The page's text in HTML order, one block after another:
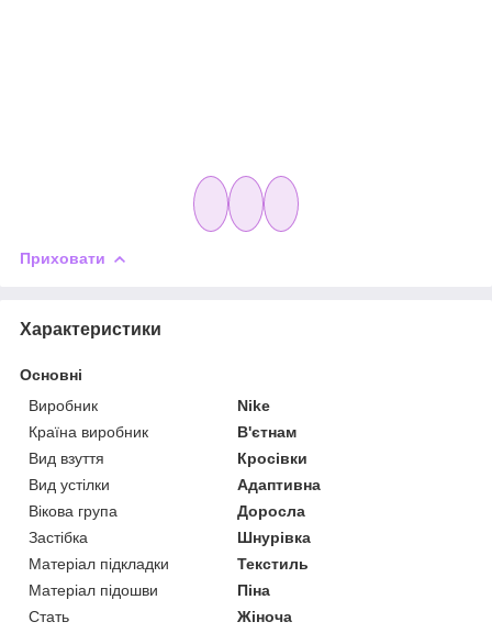
Приховати
Характеристики
Основні
Виробник
Nike
Країна виробник
В'єтнам
Вид взуття
Кросівки
Вид устілки
Адаптивна
Вікова група
Доросла
Застібка
Шнурівка
Матеріал підкладки
Текстиль
Матеріал підошви
Піна
Стать
Жіноча